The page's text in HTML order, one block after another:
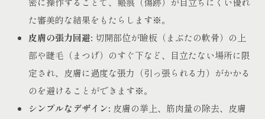
た審美的な結果をもたらします※。
皮膚の張力回避: 切開部位が瞼板（まぶたの軟骨）の上
部や睫毛（まつげ）のすぐ下など、目立たない場所に限
定され、皮膚に過度な張力（引っ張られる力）がかかる
のを避けることができます※。
シンプルなデザイン: 皮膚の挙上、筋肉量の除去、皮膚